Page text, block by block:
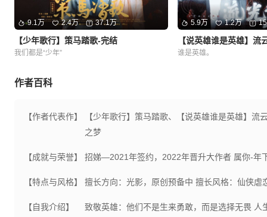
9.1万 2.4万 37.1万
【少年歌行】策马踏歌-完结
我们都是“少年”
5.9万 1.2万
【说英雄谁是英雄】流
谁是英雄。
作者百科
【作者代表作】
【少年歌行】策马踏歌、【说英雄谁是英雄】
之梦
【成就与荣誉】 招娣—2021年签约，2022年晋升大作者 属你-年
【特点与风格】 擅长方向：光影，原创预备中 擅长风格：仙侠
【自我介绍】 致敬英雄：他们不是生来勇敢，而是选择无畏 人